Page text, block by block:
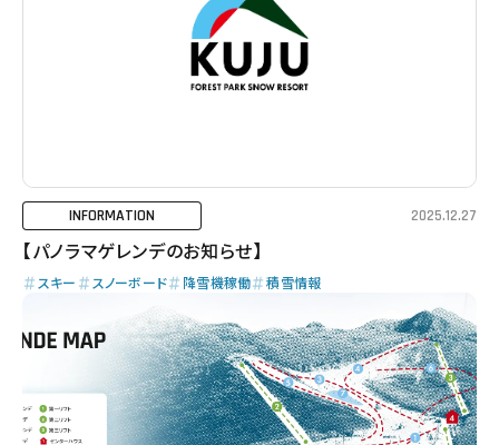
INFORMATION 2025.12.27
【パノラマゲレンデのお知らせ】
スキー スノーボード 降雪機稼働 積雪情報